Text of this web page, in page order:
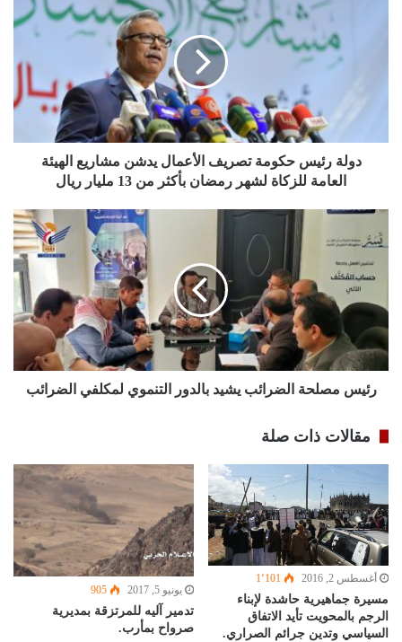
دولة رئيس حكومة تصريف الأعمال يدشن مشاريع الهيئة
العامة للزكاة لشهر رمضان بأكثر من 13 مليار ريال
رئيس مصلحة الضرائب يشيد بالدور التنموي لمكلفي الضرائب
مقالات ذات صلة
أغسطس 2, 2016 1٬101
مسيرة جماهيرية حاشدة لإبناء
الرجم بالمحويت تأيد الاتفاق
السياسي وتدين جرائم الصراري.
يونيو 5, 2017 905
تدمير آليه للمرتزقة بمديرية
صرواح بمأرب.